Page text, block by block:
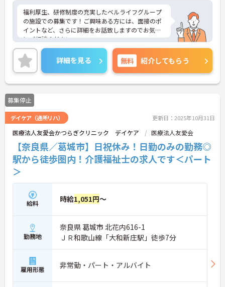
福利厚生、研修制度の充実したベルライフグループ
の施設での募集です！ご興味ある方には、面接のポ
イントなど、さらに詳細をお話致しますのでお気軽
にご相談ください。
詳細を見る 無料 紹介してもらう
募集停止
デイケア（通所リハ） 更新日：2025年10月31日
医療法人友愛会かつらぎクリニック デイケア 医療法人友愛会
【奈良県／葛城市】日祝休み！日勤のみの勤務◎
駅から徒歩圏内！介護福祉士の求人です＜パート
＞
給料 時給1,051円～
勤務地
奈良県 葛城市 北花内616-1
ＪＲ和歌山線「大和新庄駅」徒歩7分
雇用形態 非常勤・パート・アルバイト